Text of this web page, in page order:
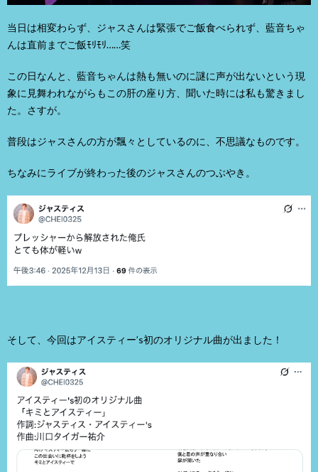
当日は相変わらず、ジャスさんは緊張でご飯食べられず、藍音ちゃ
んは直前までご飯ﾓﾘﾓﾘ……笑
この日なんと、藍音ちゃんは熱も無いのに謎に声が出ないという現
象に見舞われながらもこの肝の座り方、聞いた時には私も驚きまし
た。さすが。
普段はジャスさんの方が飄々としているのに、不思議なものです。
ちなみにライブが終わった後のジャスさんのつぶやき。
そして、今回はアイスティー’s初のオリジナル曲が出ました！